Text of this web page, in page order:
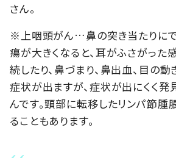
さん。
※上咽頭がん…鼻の突き当たりにで
瘍が大きくなると、耳がふさがった
続したり、鼻づまり、鼻出血、目の
症状が出ますが、症状が出にくく
んです。頸部に転移したリンパ節
ることもあります。